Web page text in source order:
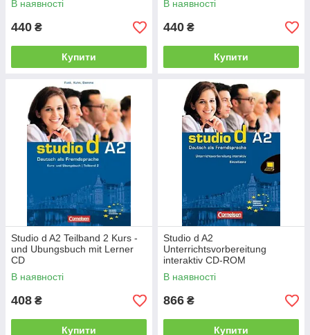
В наявності
440 ₴
Купити
В наявності
440 ₴
Купити
Studio d A2 Teilband 2 Kurs -
und Ubungsbuch mit Lerner
CD
В наявності
408 ₴
Купити
Studio d A2
Unterrichtsvorbereitung
interaktiv CD-ROM
В наявності
866 ₴
Купити